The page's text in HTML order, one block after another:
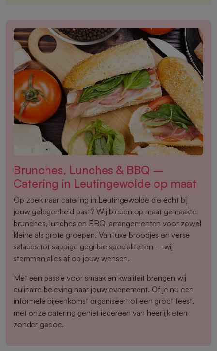
Brunches, Lunches & BBQ –
Catering in Leutingewolde op maat
Op zoek naar catering in Leutingewolde die écht bij
jouw gelegenheid past? Wij bieden op maat gemaakte
brunches, lunches en BBQ-arrangementen voor zowel
kleine als grote groepen. Van luxe broodjes en verse
salades tot sappige gegrilde specialiteiten – wij
stemmen alles af op jouw wensen.
Met een passie voor smaak en kwaliteit brengen wij
culinaire beleving naar jouw evenement. Of je nu een
informele bijeenkomst organiseert of een groot feest,
met onze catering geniet iedereen van heerlijk eten
zonder gedoe.